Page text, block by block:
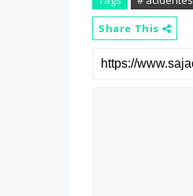
Share This